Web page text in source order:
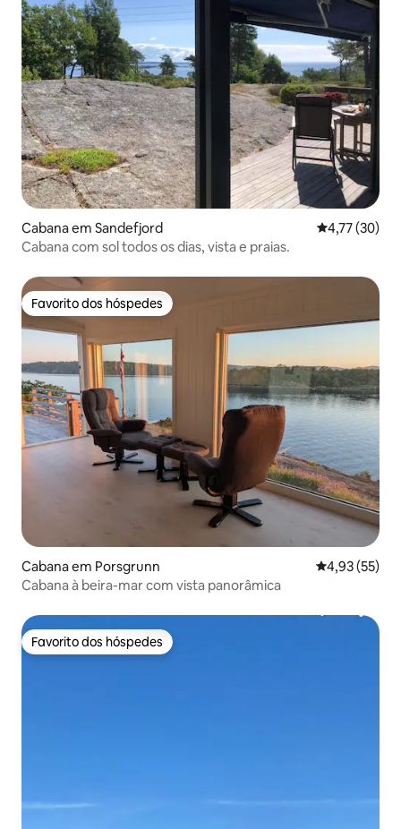
Cabana em Sandefjord Classificação
4,77 (30)
Cabana com sol todos os dias, vista e praias.
Favorito dos hóspedes
Favorito dos hóspedes
Cabana em Porsgrunn Classificação
4,93 (55)
Cabana à beira-mar com vista panorâmica
Favorito dos hóspedes
Favorito dos hóspedes